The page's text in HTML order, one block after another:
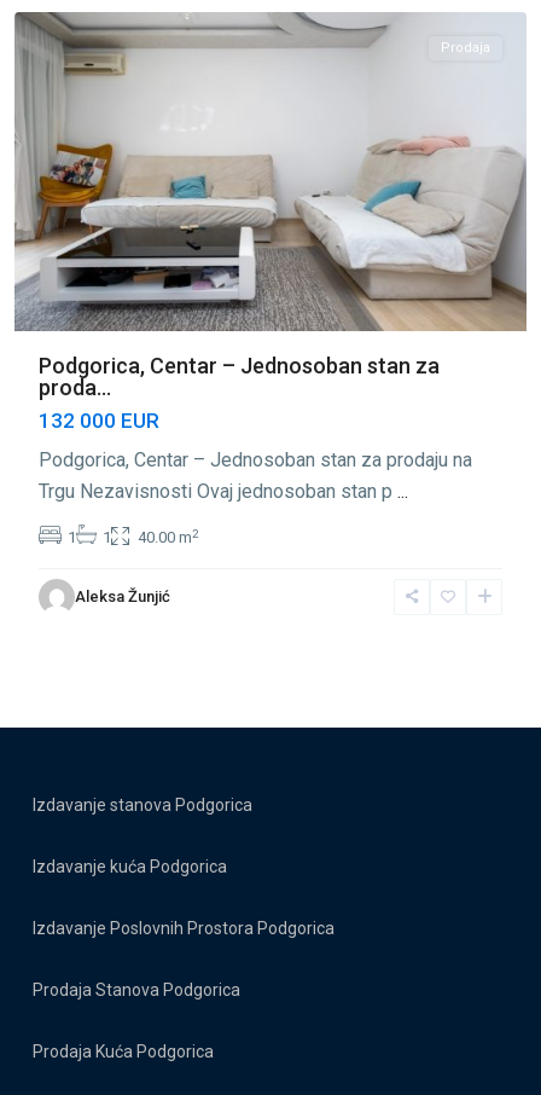
Prodaja
Podgorica, Centar – Jednosoban stan za
proda...
132 000 EUR
Podgorica, Centar – Jednosoban stan za prodaju na
Trgu Nezavisnosti Ovaj jednosoban stan p ...
1 1 40.00 m2
Aleksa Žunjić
Izdavanje stanova Podgorica
Izdavanje kuća Podgorica
Izdavanje Poslovnih Prostora Podgorica
Prodaja Stanova Podgorica
Prodaja Kuća Podgorica